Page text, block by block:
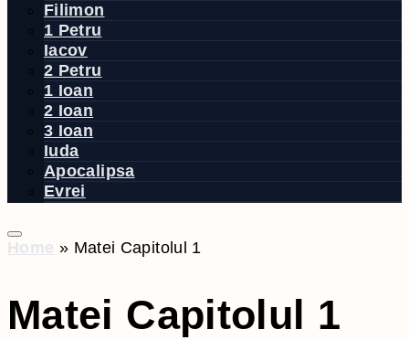
Filimon
1 Petru
Iacov
2 Petru
1 Ioan
2 Ioan
3 Ioan
Iuda
Apocalipsa
Evrei
Home » Matei Capitolul 1
Matei Capitolul 1